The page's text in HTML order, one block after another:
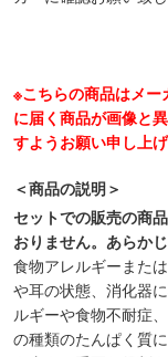
※こちらの商品はメ
に届く商品が画像と
すようお願い申し上げ
＜商品の説明＞
セットでの販売の商
おりません。あらか
食物アレルギーまた
や耳の状態、消化器
ルギーや食物不耐症
の種類のたんぱく質